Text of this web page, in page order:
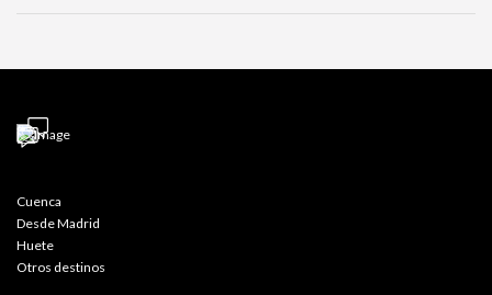
Cuenca
Desde Madrid
Huete
Otros destinos